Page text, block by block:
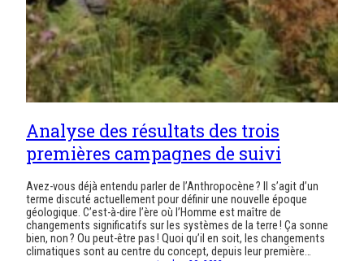
Analyse des résultats des trois
premières campagnes de suivi
Avez-vous déjà entendu parler de l’Anthropocène ? Il s’agit d’un
terme discuté actuellement pour définir une nouvelle époque
géologique. C’est-à-dire l’ère où l’Homme est maître de
changements significatifs sur les systèmes de la terre ! Ça sonne
bien, non ? Ou peut-être pas ! Quoi qu’il en soit, les changements
climatiques sont au centre du concept, depuis leur première…